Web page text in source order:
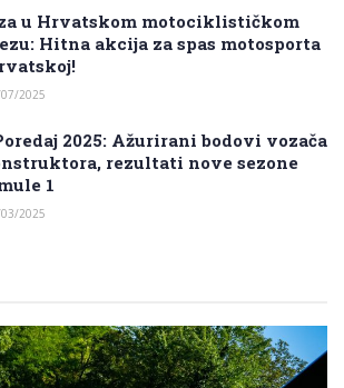
u Hrvatskom motociklističkom
Hitna akcija za spas motosporta
2025
2025: Ažurirani bodovi vozača
rezultati nove sezone
1
2025